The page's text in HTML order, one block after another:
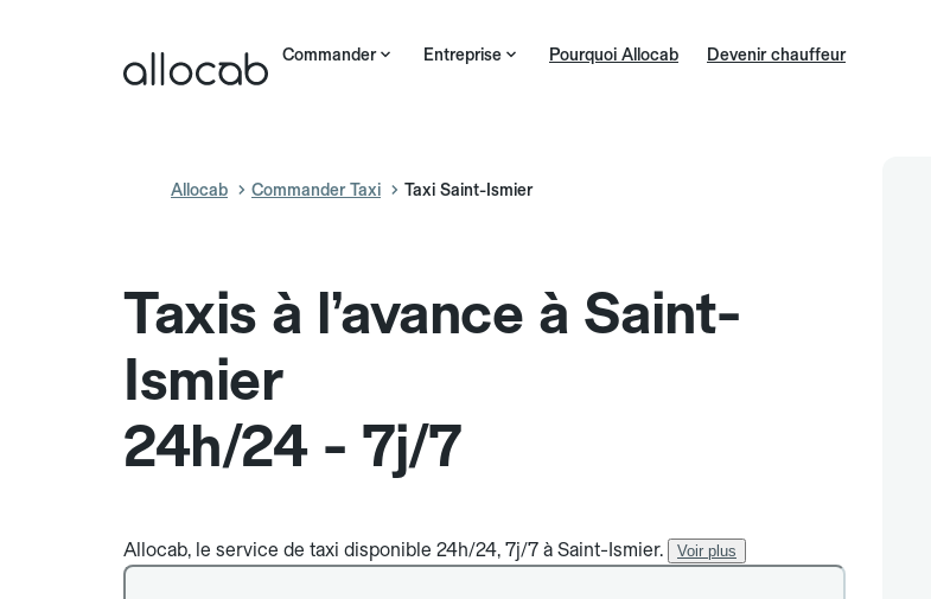
Commander Entreprise Pourquoi Allocab Devenir chauffeur
Allocab Commander Taxi Taxi Saint-Ismier
Taxis à l’avance à Saint-
Ismier
24h/24 - 7j/7
Allocab, le service de taxi disponible 24h/24, 7j/7 à Saint-Ismier. Voir plus